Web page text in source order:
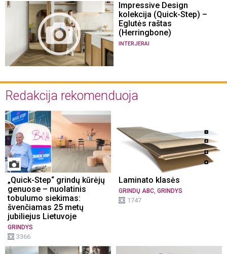
Impressive Design
kolekcija (Quick-Step) –
Eglutės raštas
(Herringbone)
INTERJERAI
Redakcija rekomenduoja
„Quick-Step“ grindų kūrėjų
genuose – nuolatinis
tobulumo siekimas:
švenčiamas 25 metų
jubiliejus Lietuvoje
GRINDYS
3366
Laminato klasės
GRINDŲ ABC GRINDYS
1747